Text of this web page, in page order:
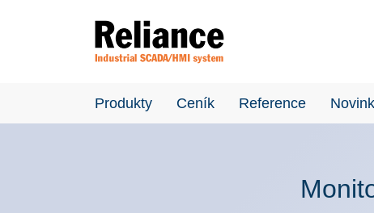
Produkty Ceník Reference